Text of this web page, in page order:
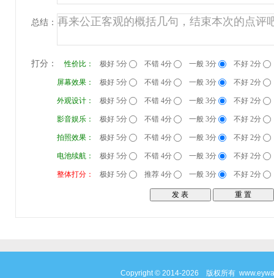
总结：
打分： 性价比： 极好 5分 不错 4分 一般 3分 不好 2分
屏幕效果： 极好 5分 不错 4分 一般 3分 不好 2分
外观设计： 极好 5分 不错 4分 一般 3分 不好 2分
影音娱乐： 极好 5分 不错 4分 一般 3分 不好 2分
拍照效果： 极好 5分 不错 4分 一般 3分 不好 2分
电池续航： 极好 5分 不错 4分 一般 3分 不好 2分
整体打分： 极好 5分 推荐 4分 一般 3分 不好 2分
Copyright © 2014-2026 版权所有